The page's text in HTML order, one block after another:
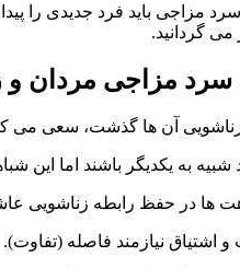
مزاجی باید فرد جدیدی را
می گردانید.
سرد مزاجی مردان و
آن ها گذشت، سعی می
به یکدیگر باشند اما این
ها در حفظ رابطه زناشویی
اشتیاق نیازمند فاصله (تفاوت).